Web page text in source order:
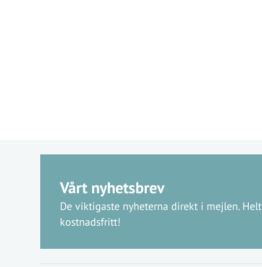
Vårt nyhetsbrev
De viktigaste nyheterna direkt i mejlen. Helt
kostnadsfritt!